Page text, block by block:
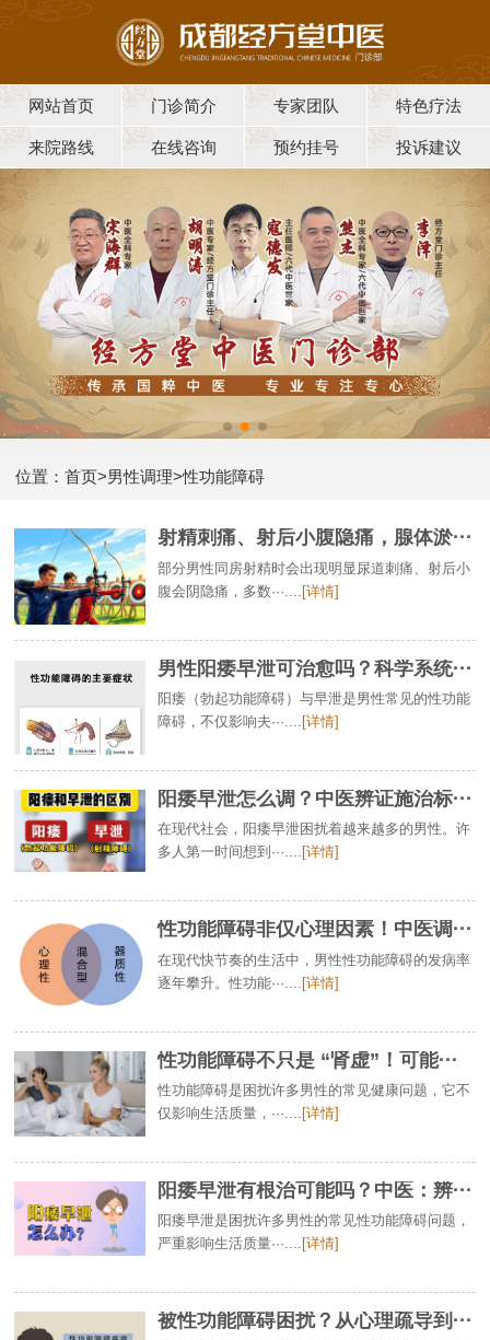
网站首页 门诊简介 专家团队 特色疗法
来院路线 在线咨询 预约挂号 投诉建议
位置： 首页>男性调理>性功能障碍
射精刺痛、射后小腹隐痛，腺体淤···
部分男性同房射精时会出现明显尿道刺痛、射后小
腹会阴隐痛，多数···....
[详情]
男性阳痿早泄可治愈吗？科学系统···
阳痿（勃起功能障碍）与早泄是男性常见的性功能
障碍，不仅影响夫···.... [详情]
阳痿早泄怎么调？中医辨证施治标···
在现代社会，阳痿早泄困扰着越来越多的男性。许
多人第一时间想到···.... [详情]
性功能障碍非仅心理因素！中医调···
在现代快节奏的生活中，男性性功能障碍的发病率
逐年攀升。性功能···.... [详情]
性功能障碍不只是 “肾虚”！可能···
性功能障碍是困扰许多男性的常见健康问题，它不
仅影响生活质量，···....
[详情]
阳痿早泄有根治可能吗？中医：辨···
阳痿早泄是困扰许多男性的常见性功能障碍问题，
严重影响生活质量···.... [详情]
被性功能障碍困扰？从心理疏导到···